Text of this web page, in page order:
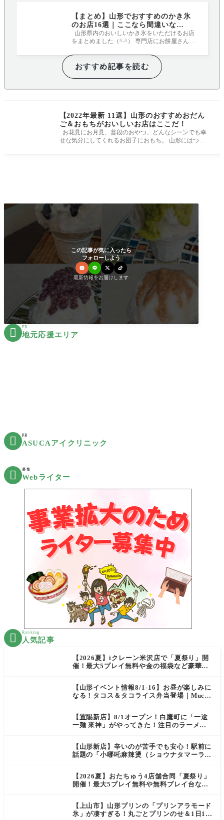
【まとめ】山形でおすすめのかき氷
のお店16選｜ここなら間違いな
し！！！
山形県内のおいしいかき氷をいただけるお店
をまとめました（^-^） 専門店にお餅屋さんに
おすすめ記事を読む
【2022年最新 11選】山形のおすすめおだん
ご＆おもちがおいしいお店はここだ！
お花見にお月見、普段のおやつ、どんなシーンでも幸
せな気分にしてくれるお団子におもち。 山形にはつい
この記事が気に入ったら
フォローしよう
最新情報をお届けします
 PR
地元応援エリア
 PR
ASUCAアイクリニック
 募集
Webライター
 Ranking
人気記事
【2026夏】iクレーン米沢店で「夏祭り」開
催！最大5プレイ無料や金の福袋など豪華企
【山形イベント情報8/1-16】お昼が楽しみに
なる！タコス＆タコライス弁当登場｜Mucha
【置賜新店】8/1オープン！白鷹町に「一途
一麺 來神」がやってきた！注目のラーメン
【山形新店】辛いのが苦手でも安心！駅前に
話題の「小哪吒麻辣燙（ショウナタマーラー
【2026夏】おたちゅう4店舗合同「夏祭り」
開催！最大5プレイ無料や無料プレイ台など
【上山市】山形プリンの「プリンアラモード
氷」が凄すぎる！丸ごとプリンのせ＆1日10